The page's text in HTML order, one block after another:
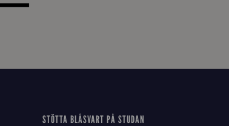
STÖTTA BLÅSVART PÅ STUDAN